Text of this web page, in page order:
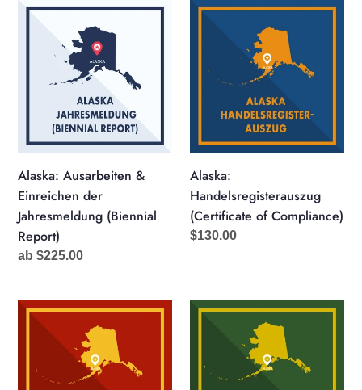
Alaska:
Ausarbeiten
Einreichen
Jahresmeldung
(Biennial
Report)
Alaska: Ausarbeiten &
Einreichen der
Jahresmeldung (Biennial
Report)
Normaler
ab $225.00
Alaska:
Handelsregisterauszug
(Certificate
Compliance)
Alaska:
Handelsregisterauszug
(Certificate of Compliance)
Normaler
$130.00
Alaska:
Wiedereintragung
gelöschten
Niederlassung
Gesellschaft